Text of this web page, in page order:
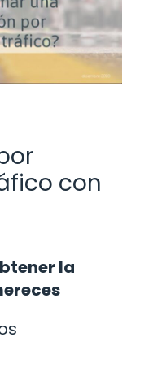
con
la